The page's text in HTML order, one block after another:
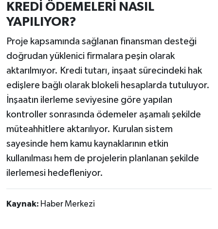
KREDİ ÖDEMELERİ NASIL
YAPILIYOR?
Proje kapsamında sağlanan finansman desteği
doğrudan yüklenici firmalara peşin olarak
aktarılmıyor. Kredi tutarı, inşaat sürecindeki hak
edişlere bağlı olarak blokeli hesaplarda tutuluyor.
İnşaatın ilerleme seviyesine göre yapılan
kontroller sonrasında ödemeler aşamalı şekilde
müteahhitlere aktarılıyor. Kurulan sistem
sayesinde hem kamu kaynaklarının etkin
kullanılması hem de projelerin planlanan şekilde
ilerlemesi hedefleniyor.
Kaynak: Haber Merkezi